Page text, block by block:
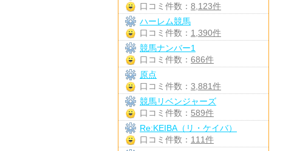
口コミ件数： 8,123件
ハーレム競馬
口コミ件数： 1,390件
競馬ナンバー1
口コミ件数： 686件
原点
口コミ件数： 3,881件
競馬リベンジャーズ
口コミ件数： 589件
Re:KEIBA（リ・ケイバ）
口コミ件数： 111件